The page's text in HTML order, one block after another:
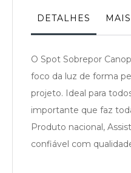
DETALHES
O Spot Sobrepor
foco da luz de forma
projeto. Ideal para
importante que faz
Produto nacional,
confiável com